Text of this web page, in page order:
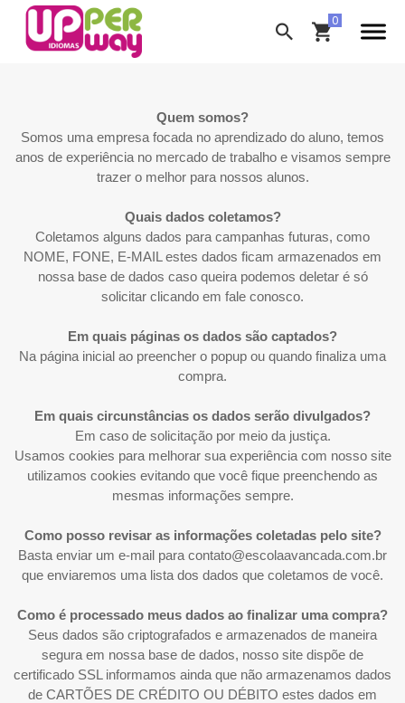
Quem somos?
Somos uma empresa focada no aprendizado do aluno, temos
anos de experiência no mercado de trabalho e visamos sempre
trazer o melhor para nossos alunos.
Quais dados coletamos?
Coletamos alguns dados para campanhas futuras, como
NOME, FONE, E-MAIL estes dados ficam armazenados em
nossa base de dados caso queira podemos deletar é só
solicitar clicando em fale conosco.
Em quais páginas os dados são captados?
Na página inicial ao preencher o popup ou quando finaliza uma
compra.
Em quais circunstâncias os dados serão divulgados?
Em caso de solicitação por meio da justiça.
Usamos cookies para melhorar sua experiência com nosso site
utilizamos cookies evitando que você fique preenchendo as
mesmas informações sempre.
Como posso revisar as informações coletadas pelo site?
Basta enviar um e-mail para contato@escolaavancada.com.br
que enviaremos uma lista dos dados que coletamos de você.
Como é processado meus dados ao finalizar uma compra?
Seus dados são criptografados e armazenados de maneira
segura em nossa base de dados, nosso site dispõe de
certificado SSL informamos ainda que não armazenamos dados
de CARTÕES DE CRÉDITO OU DÉBITO estes dados em